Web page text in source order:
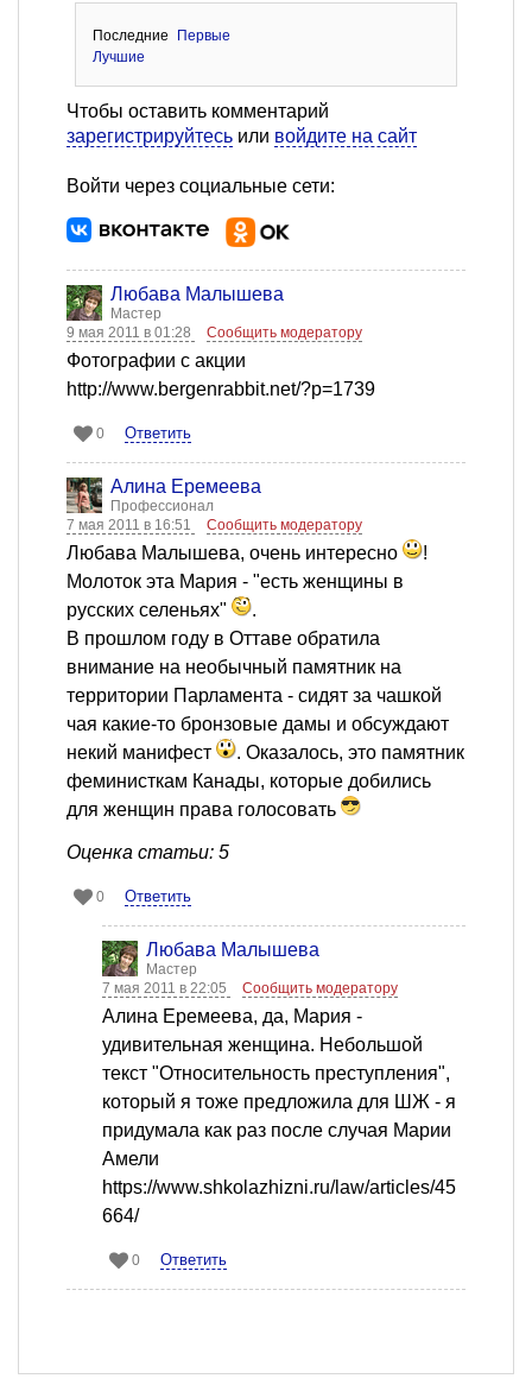
Последние
Первые
Лучшие
Чтобы оставить комментарий
зарегистрируйтесь или войдите на сайт
Войти через социальные сети:
Любава Малышева
Мастер
9 мая 2011 в 01:28
Сообщить модератору
Фотографии с акции
http://www.bergenrabbit.net/?p=1739
0 Ответить
Алина Еремеева
Профессионал
7 мая 2011 в 16:51
Сообщить модератору
Любава Малышева, очень интересно
!
Молоток эта Мария - "есть женщины в
русских селеньях"
.
В прошлом году в Оттаве обратила
внимание на необычный памятник на
территории Парламента - сидят за чашкой
чая какие-то бронзовые дамы и обсуждают
некий манифест
. Оказалось, это памятник
феминисткам Канады, которые добились
для женщин права голосовать
Оценка статьи: 5
0 Ответить
Любава Малышева
Мастер
7 мая 2011 в 22:05
Сообщить модератору
Алина Еремеева, да, Мария -
удивительная женщина. Небольшой
текст "Относительность преступления",
который я тоже предложила для ШЖ - я
придумала как раз после случая Марии
Амели
https://www.shkolazhizni.ru/law/articles/45
664/
0 Ответить